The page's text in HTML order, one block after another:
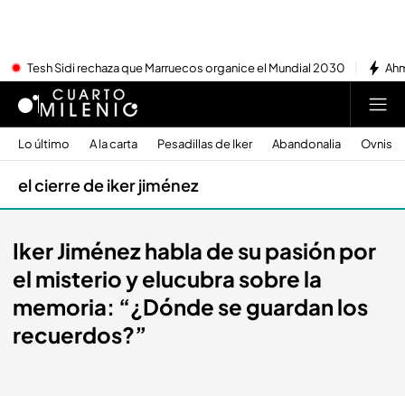
Tesh Sidi rechaza que Marruecos organice el Mundial 2030
Lo último A la carta Pesadillas de Iker Abandonalia Ovnis
el cierre de iker jiménez
Iker Jiménez habla de su pasión por
el misterio y elucubra sobre la
memoria: “¿Dónde se guardan los
recuerdos?”